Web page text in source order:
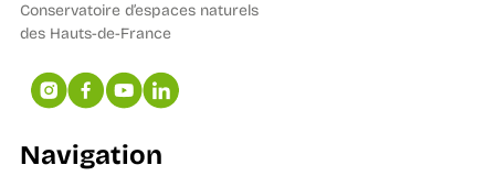
Conservatoire d’espaces naturels
des Hauts-de-France
Navigation